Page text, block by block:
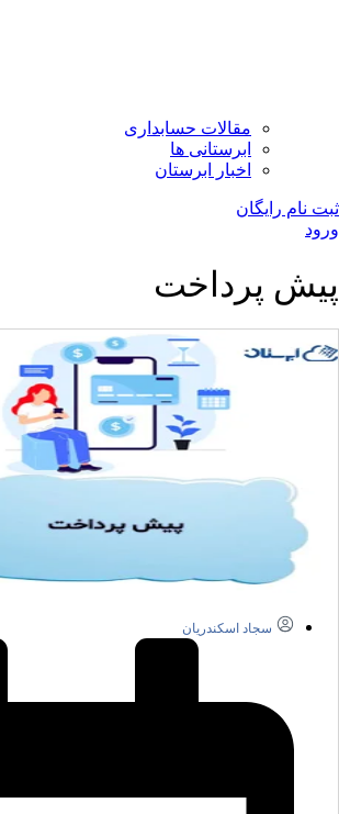
مقالات حسابداری
ابرستانی ها
اخبار ابرستان
ثبت نام رایگان
ورود
پیش پرداخت
سجاد اسکندریان